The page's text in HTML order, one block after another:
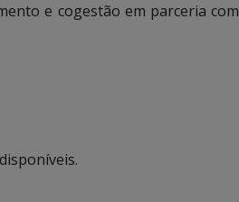
e cogestão em parceria com